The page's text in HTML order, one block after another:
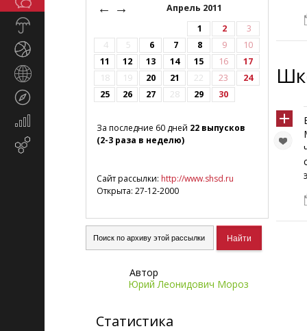
← Апрель 2011
→
1 2
3
4
5 6 7 8 9
10
11
12 13 14 15 16
17
18
19 20 21 22 23
24
25
26 27 28 29 30
За последние 60 дней 22 выпусков
(2-3 раза в неделю)
Сайт рассылки: http://www.shsd.ru
Открыта: 27-12-2000
Автор
Юрий Леонидович Мороз
Статистика